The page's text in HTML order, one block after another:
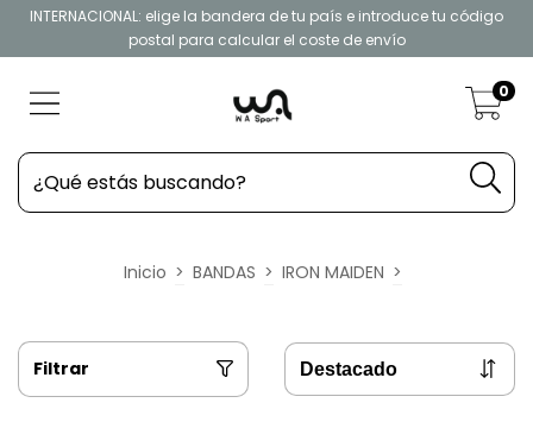
INTERNACIONAL: elige la bandera de tu país e introduce tu código
postal para calcular el coste de envío
0
Inicio > BANDAS > IRON MAIDEN >
Filtrar